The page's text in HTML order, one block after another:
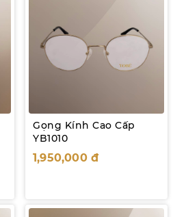
Gọng Kính Cao Cấp
YB1010
1,950,000 đ